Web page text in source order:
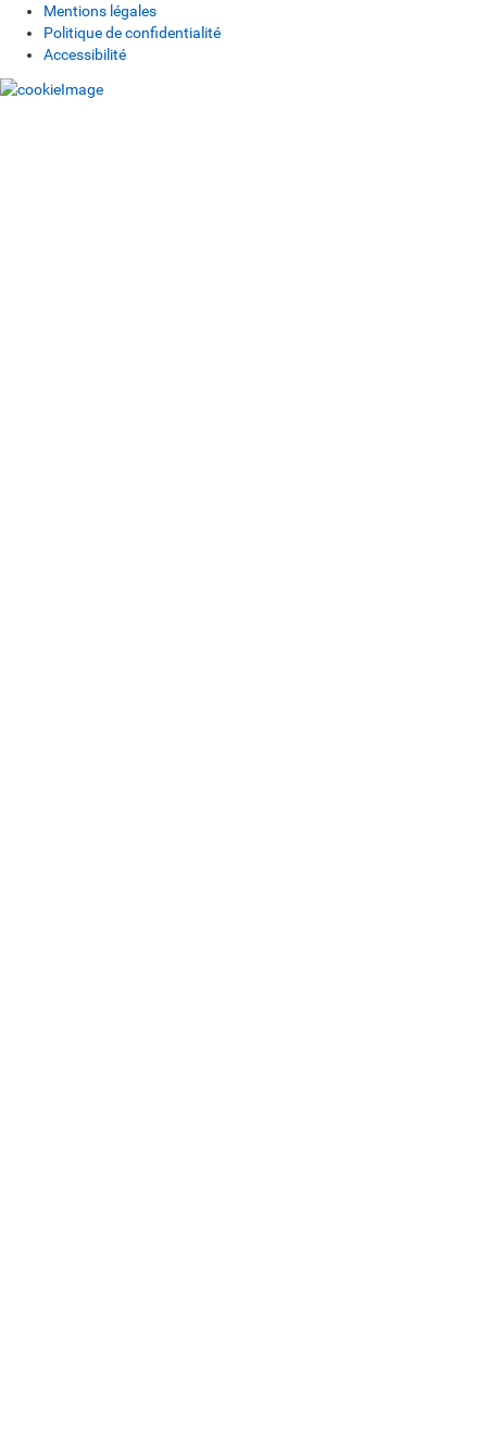
Mentions légales
Politique de confidentialité
Accessibilité